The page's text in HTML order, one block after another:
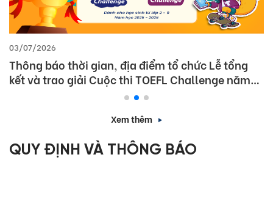
03/07/2026
Thông báo thời gian, địa điểm tổ chức Lễ tổng
kết và trao giải Cuộc thi TOEFL Challenge năm
Xem thêm
QUY ĐỊNH VÀ THÔNG BÁO